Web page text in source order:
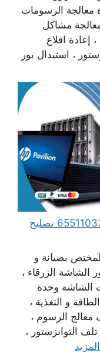
معالجة الرسومات
مشاكل
إعادة اقلاع
، استبدال بور
مهندس كمبيوتر العارضية الصناعية 65511033 تصليح
بصيانة و
الشاشة الزرقاء ،
الشاشة وحدة
و التغذية ،
معالج الرسوم ،
التوانزستور ،